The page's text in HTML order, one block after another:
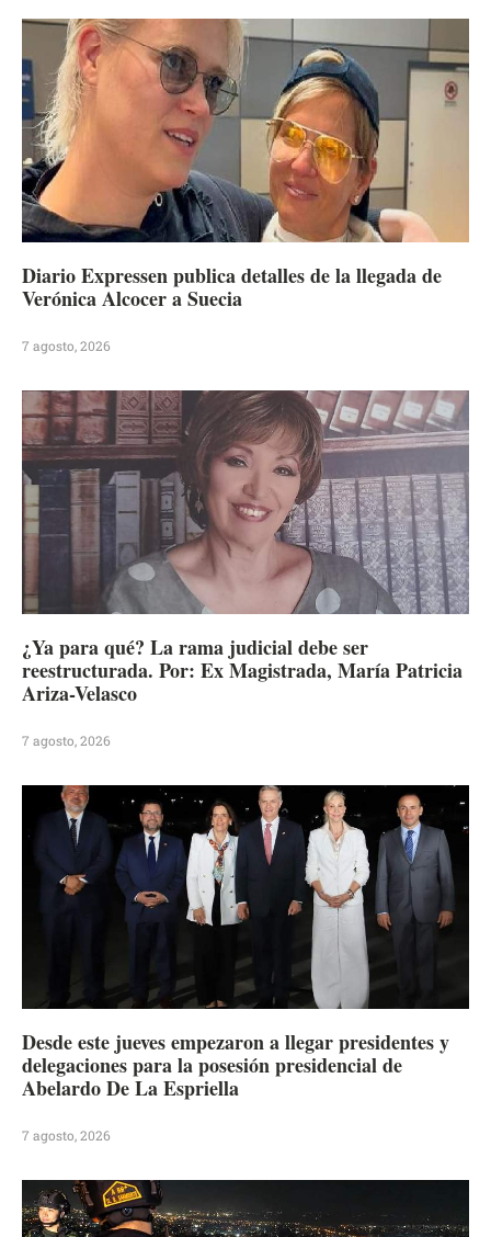
Diario Expressen publica detalles de la llegada de
Verónica Alcocer a Suecia
7 agosto, 2026
¿Ya para qué? La rama judicial debe ser
reestructurada. Por: Ex Magistrada, María Patricia
Ariza-Velasco
7 agosto, 2026
Desde este jueves empezaron a llegar presidentes y
delegaciones para la posesión presidencial de
Abelardo De La Espriella
7 agosto, 2026